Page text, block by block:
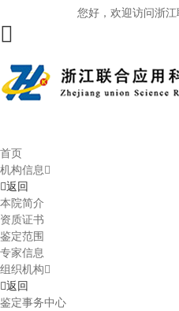
您好，欢迎访问浙
首页
机构信息
返回
本院简介
资质证书
鉴定范围
专家信息
组织机构
返回
鉴定事务中心